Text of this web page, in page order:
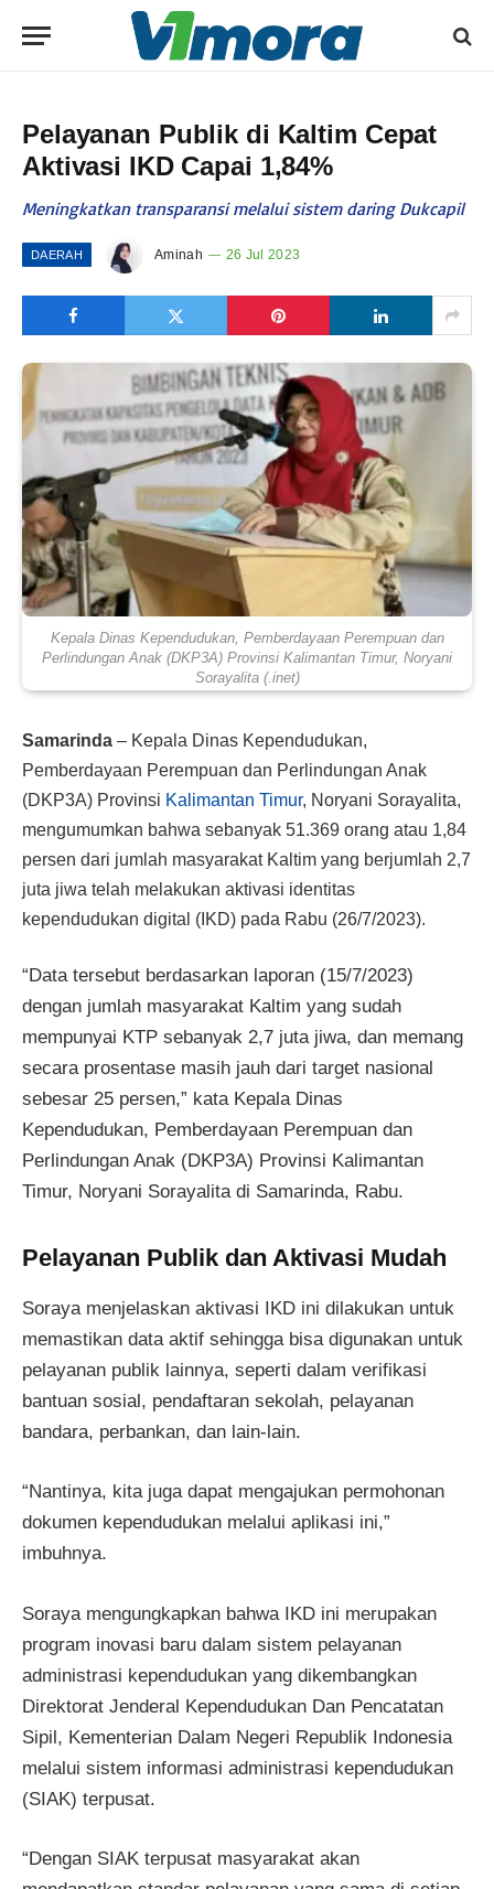
Pelayanan Publik di Kaltim Cepat
Aktivasi IKD Capai 1,84%
Meningkatkan transparansi melalui sistem daring Dukcapil
DAERAH Aminah 26 Jul 2023
Kepala Dinas Kependudukan, Pemberdayaan Perempuan dan
Perlindungan Anak (DKP3A) Provinsi Kalimantan Timur, Noryani
Sorayalita (.inet)
Samarinda – Kepala Dinas Kependudukan,
Pemberdayaan Perempuan dan Perlindungan Anak
(DKP3A) Provinsi Kalimantan Timur, Noryani Sorayalita,
mengumumkan bahwa sebanyak 51.369 orang atau 1,84
persen dari jumlah masyarakat Kaltim yang berjumlah 2,7
juta jiwa telah melakukan aktivasi identitas
kependudukan digital (IKD) pada Rabu (26/7/2023).
“Data tersebut berdasarkan laporan (15/7/2023)
dengan jumlah masyarakat Kaltim yang sudah
mempunyai KTP sebanyak 2,7 juta jiwa, dan memang
secara prosentase masih jauh dari target nasional
sebesar 25 persen,” kata Kepala Dinas
Kependudukan, Pemberdayaan Perempuan dan
Perlindungan Anak (DKP3A) Provinsi Kalimantan
Timur, Noryani Sorayalita di Samarinda, Rabu.
Pelayanan Publik dan Aktivasi Mudah
Soraya menjelaskan aktivasi IKD ini dilakukan untuk
memastikan data aktif sehingga bisa digunakan untuk
pelayanan publik lainnya, seperti dalam verifikasi
bantuan sosial, pendaftaran sekolah, pelayanan
bandara, perbankan, dan lain-lain.
“Nantinya, kita juga dapat mengajukan permohonan
dokumen kependudukan melalui aplikasi ini,”
imbuhnya.
Soraya mengungkapkan bahwa IKD ini merupakan
program inovasi baru dalam sistem pelayanan
administrasi kependudukan yang dikembangkan
Direktorat Jenderal Kependudukan Dan Pencatatan
Sipil, Kementerian Dalam Negeri Republik Indonesia
melalui sistem informasi administrasi kependudukan
(SIAK) terpusat.
“Dengan SIAK terpusat masyarakat akan